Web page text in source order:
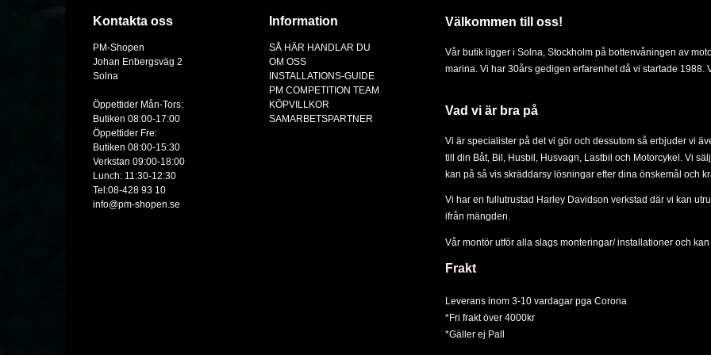
Kontakta oss
PM-Shopen
Johan Enbergsväg 2
Solna
Öppettider Mån-Tors:
Butiken 08:00-17:00
Öppettider Fre:
Butiken 08:00-15:30
Verkstan 09:00-18:00
Lunch: 11:30-12:30
Tel:08-428 93 10
info@pm-shopen.se
Information
SÅ HÄR HANDLAR DU
OM OSS
INSTALLATIONS-GUIDE
PM COMPETITION TEAM
KÖPVILLKOR
SAMARBETSPARTNER
Välkommen till oss!
Vår butik ligger i Solna, Stockholm på bottenvåningen av
marina. Vi har 30års gedigen erfarenhet då vi startade
Vad vi är bra på
Vi är specialister på det vi gör och dessutom så erbjuder vi
till din Båt, Bil Husbil, Husvagn Lastbil och Motorcykel . Vi
kan på så vis skräddarsy lösningar efter dina önskemål och
Vi har en fullutrustad Harley Davidson verkstad där vi kan
ifrån mängden.
Vår montör utför alla slags monteringar/ installationeroch kan
Frakt
Leverans inom 3-10 vardagar pga Corona
*Fri frakt över 4000kr
*Gäller ej Pall